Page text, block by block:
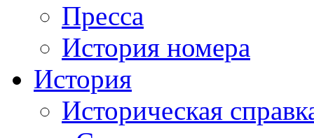
Пресса
История номера
История
Историческая